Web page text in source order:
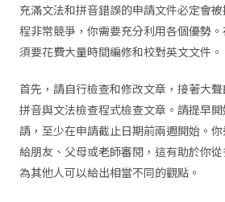
充滿文法和拼音錯誤的申請文件必定會
程非常競爭，你需要充分利用各個優勢
須要花費大量時間編修和校對英文文件。
首先，請自行檢查和修改文章，接著大
拼音與文法檢查程式檢查文章。請提早
請，至少在申請截止日期前兩週開始。
給朋友、父母或老師審閱，這有助於你
為其他人可以給出相當不同的觀點。